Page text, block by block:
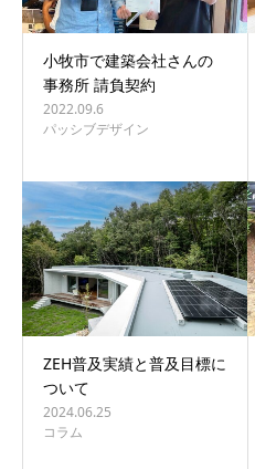
小牧市で建築会社さんの
事務所 請負契約
2022.09.6
パッシブデザイン
ZEH普及実績と普及目標に
ついて
2024.06.25
コラム